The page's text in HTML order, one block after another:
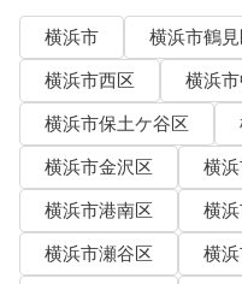
横浜市 横浜市鶴
横浜市西区
横浜
横浜市保土ケ谷区
横浜市金沢区
横
横浜市港南区
横
横浜市瀬谷区
横